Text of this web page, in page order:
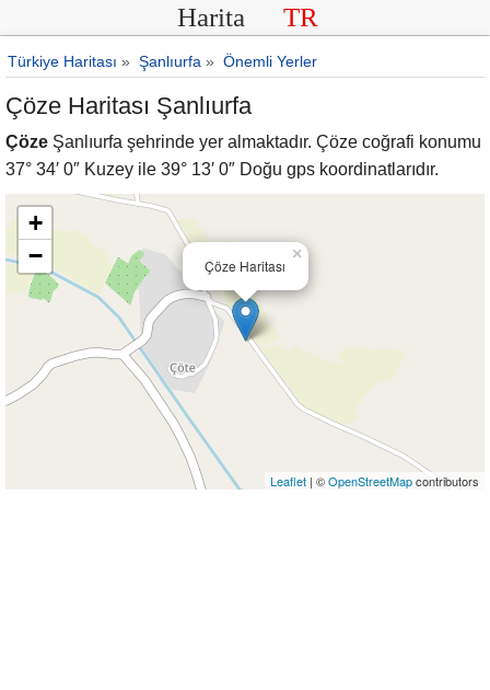
Harita TR
Türkiye Haritası » Şanlıurfa » Önemli Yerler
Çöze Haritası Şanlıurfa
Çöze Şanlıurfa şehrinde yer almaktadır. Çöze coğrafi konumu
37° 34′ 0″ Kuzey ile 39° 13′ 0″ Doğu gps koordinatlarıdır.
Çöze Haritası
×
+
−
Leaflet | ©OpenStreetMapcontributors